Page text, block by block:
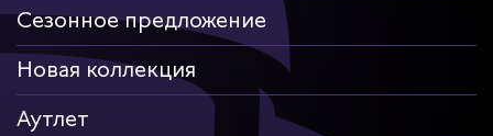
Сезонное предложение
Новая коллекция
Аутлет